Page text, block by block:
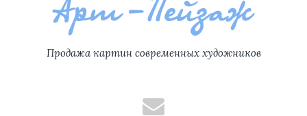
Продажа картин современных художников